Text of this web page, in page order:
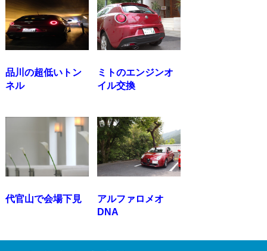
品川の超低いトン
ネル
ミトのエンジンオ
イル交換
代官山で会場下見
アルファロメオ
DNA